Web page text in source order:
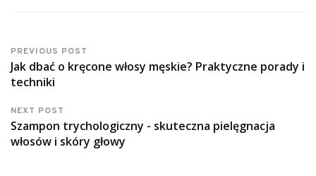
PREVIOUS POST
Jak dbać o kręcone włosy męskie? Praktyczne porady i
techniki
NEXT POST
Szampon trychologiczny - skuteczna pielęgnacja
włosów i skóry głowy